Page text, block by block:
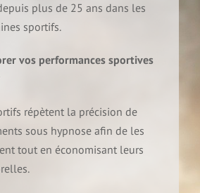
d’hypnose
plus de 25 ans dans les
sportifs.
vos performances sportives
répètent la précision de
sous hypnose afin de les
tout en économisant leurs